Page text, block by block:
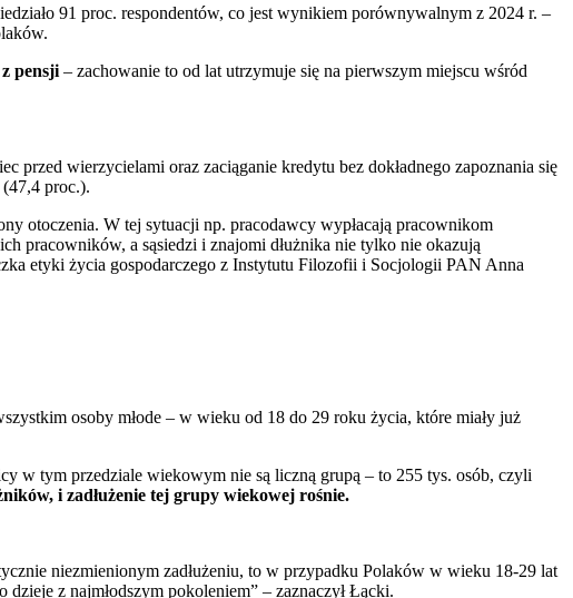
91 proc. respondentów, co jest wynikiem porównywalnym z 2024 r. –
pensji – zachowanie to od lat utrzymuje się na pierwszym miejscu wśród
przed wierzycielami oraz zaciąganie kredytu bez dokładnego zapoznania się
proc.).
otoczenia. W tej sytuacji np. pracodawcy wypłacają pracownikom
pracowników, a sąsiedzi i znajomi dłużnika nie tylko nie okazują
etyki życia gospodarczego z Instytutu Filozofii i Socjologii PAN Anna
osoby młode – w wieku od 18 do 29 roku życia, które miały już
w tym przedziale wiekowym nie są liczną grupą – to 255 tys. osób, czyli
i zadłużenie tej grupy wiekowej rośnie.
niezmienionym zadłużeniu, to w przypadku Polaków w wieku 18-29 lat
z najmłodszym pokoleniem” – zaznaczył Łącki.